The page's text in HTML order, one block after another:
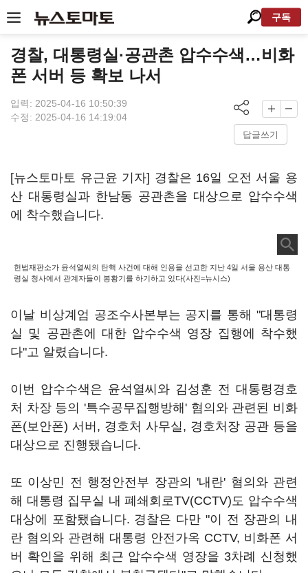
구독
경찰, 대통령실·공관촌 압수수색…비화
폰 서버 등 확보 나서
입력: 2025-04-16 10:50:39
수정: 2025-04-16 14:19:04
답글쓰기
[뉴스토마토 유근윤 기자] 경찰은 16일 오전 서울 용
산 대통령실과 한남동 공관촌을 대상으로 압수수색
에 착수했습니다.
헌법재판소가 윤석열씨의 탄핵 사건에 대해 인용을 선고한 지난 4일 서울 용산 대통
령실 청사에서 관계자들이 봉황기를 하기하고 있다(사진=뉴시스)
이날 비상계엄 공조수사본부는 공지를 통해 "대통령
실 및 공관촌에 대한 압수수색 영장 집행에 착수했
다"고 알렸습니다.
이번 압수수색은 윤석열씨와 김성훈 전 대통령경호
처 차장 등의 '특수공무집행방해' 혐의와 관련된 비화
폰(보안폰) 서버, 경호처 사무실, 경호처장 공관 등을
대상으로 진행됐습니다.
또 이상민 전 행정안전부 장관의 '내란' 혐의와 관련
해 대통령 집무실 내 폐쇄회로TV(CCTV)도 압수수색
대상에 포함됐습니다. 경찰은 다만 "이 전 장관의 내
란 혐의와 관련해 대통령 안전가옥 CCTV, 비화폰 서
버 확인을 위해 최근 압수수색 영장을 3차례 신청했